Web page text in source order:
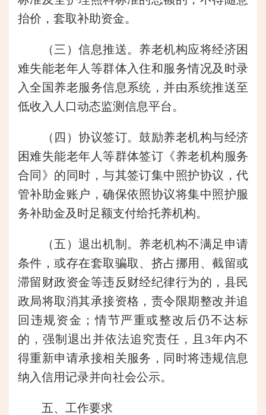
抬价，套取补助资金。
（三）信息推送。养老机构应将经济困
难失能老年人等群体入住和服务情况及时录
入全国养老服务信息系统，并由系统推送至
低收入人口动态监测信息平台。
（四）协议签订。鼓励养老机构与经济
困难失能老年人等群体签订《养老机构服务
合同》的同时，与其签订集中照护协议，代
管补助金账户，确保依照协议将集中照护服
务补助金及时足额支付给托养机构。
（五）退出机制。养老机构不满足申请
条件，或存在套取骗取、挤占挪用、截留或
滞留财政资金等违反财经纪律行为的，县民
政局将取消其承接资格，责令限期整改并追
回违规资金；情节严重或整改后仍不达标
的，强制退出并依法追究责任，且3年内不
得重新申请承接相关服务，同时将违规信息
纳入信用记录并向社会公示。
五、工作要求